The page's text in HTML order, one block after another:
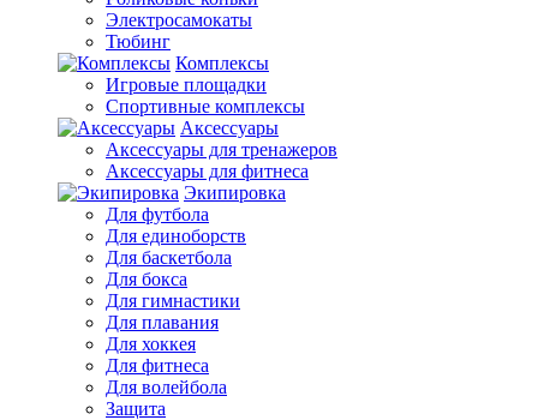
Электросамокаты
Тюбинг
Комплексы
Игровые площадки
Спортивные комплексы
Аксессуары
Аксессуары для тренажеров
Аксессуары для фитнеса
Экипировка
Для футбола
Для единоборств
Для баскетбола
Для бокса
Для гимнастики
Для плавания
Для хоккея
Для фитнеса
Для волейбола
Защита